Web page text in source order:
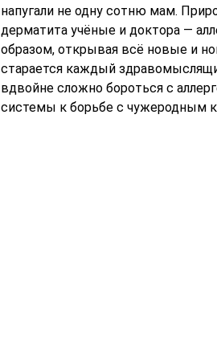
напугали не одну сотню мам.
дерматита учёные и доктора —
образом, открывая всё новые и
старается каждый
вдвойне сложно бороться с
системы к борьбе с чужеродным